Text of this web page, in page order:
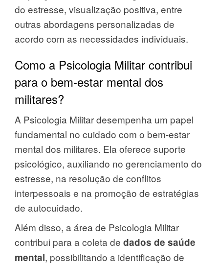
do estresse, visualização positiva, entre
outras abordagens personalizadas de
acordo com as necessidades individuais.
Como a Psicologia Militar contribui
para o bem-estar mental dos
militares?
A Psicologia Militar desempenha um papel
fundamental no cuidado com o bem-estar
mental dos militares. Ela oferece suporte
psicológico, auxiliando no gerenciamento do
estresse, na resolução de conflitos
interpessoais e na promoção de estratégias
de autocuidado.
Além disso, a área de Psicologia Militar
contribui para a coleta de dados de saúde
mental, possibilitando a identificação de